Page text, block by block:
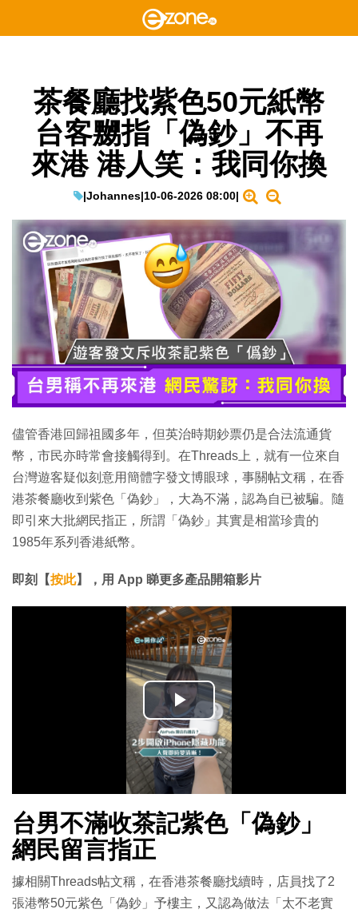
茶餐廳找紫色50元紙幣
台客嬲指「偽鈔」不再
來港 港人笑：我同你換
|Johannes|10-06-2026 08:00|
儘管香港回歸祖國多年，但英治時期鈔票仍是合法流通貨
幣，市民亦時常會接觸得到。在Threads上，就有一位來自
台灣遊客疑似刻意用簡體字發文博眼球，事關帖文稱，在香
港茶餐廳收到紫色「偽鈔」，大為不滿，認為自已被騙。隨
即引來大批網民指正，所謂「偽鈔」其實是相當珍貴的
1985年系列香港紙幣。
即刻【按此】，用 App 睇更多產品開箱影片
播
放
影
片
台男不滿收茶記紫色「偽鈔」
網民留言指正
據相關Threads帖文稱，在香港茶餐廳找續時，店員找了2
張港幣50元紫色「偽鈔」予樓主，又認為做法「太不老實